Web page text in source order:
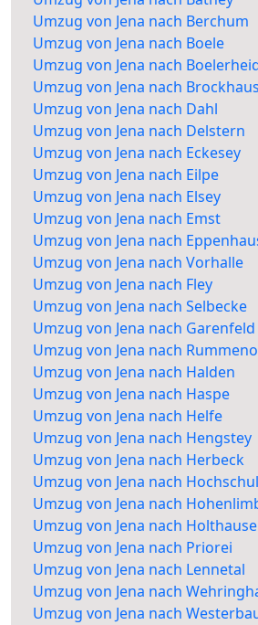
Umzug von Jena nach Berchum
Umzug von Jena nach Boele
Umzug von Jena nach
Umzug von Jena nach
Umzug von Jena nach Dahl
Umzug von Jena nach Delstern
Umzug von Jena nach Eckesey
Umzug von Jena nach Eilpe
Umzug von Jena nach Elsey
Umzug von Jena nach Emst
Umzug von Jena nach
Umzug von Jena nach Vorhalle
Umzug von Jena nach Fley
Umzug von Jena nach Selbecke
Umzug von Jena nach Garenfeld
Umzug von Jena nach
Umzug von Jena nach Halden
Umzug von Jena nach Haspe
Umzug von Jena nach Helfe
Umzug von Jena nach Hengstey
Umzug von Jena nach Herbeck
Umzug von Jena nach
Umzug von Jena nach
Umzug von Jena nach
Umzug von Jena nach Priorei
Umzug von Jena nach Lennetal
Umzug von Jena nach
Umzug von Jena nach